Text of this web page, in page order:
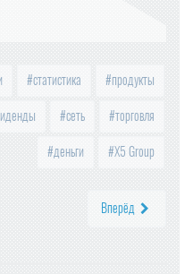
статистика продукты
сеть торговля
деньги X5 Group
Вперёд